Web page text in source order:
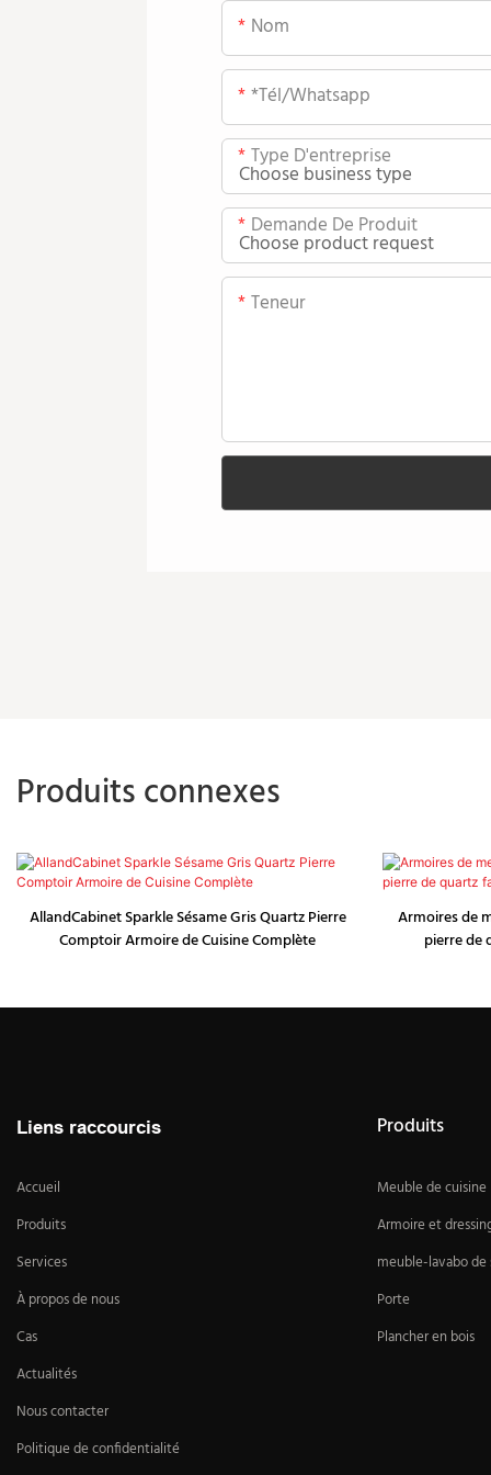
Nom
*tél/whatsapp
Type D'entreprise
Demande De Produit
Teneur
Produits connexes
AllandCabinet Sparkle Sésame Gris Quartz Pierre
Comptoir Armoire de Cuisine Complète
Armoires de
pierre de
Liens raccourcis
Accueil
Produits
Services
À propos de nous
Cas
Actualités
Nous contacter
Politique de confidentialité
Produits
Meuble de cuisine
Armoire et
meuble-lavabo de
Porte
Plancher en bois